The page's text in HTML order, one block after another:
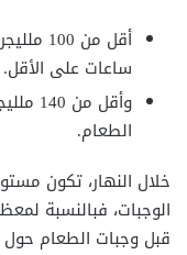
ساعات على الأقل.
وأقل
الطعام.
خلال النهار، تكون
الوجبات، فبالنسبة
قبل وجبات الطعام حول 70 إلى 80 ملليجرام/ديسيلتر.